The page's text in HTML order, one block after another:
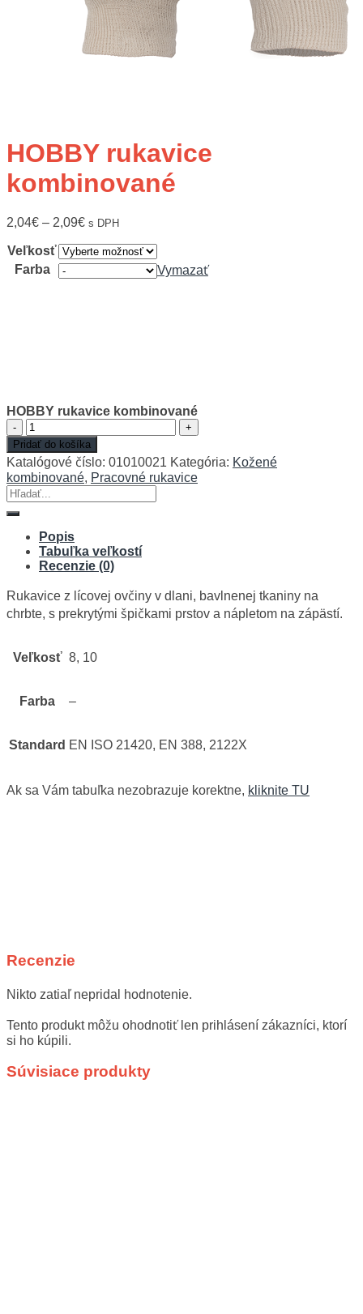
HOBBY rukavice
kombinované
2,04€ – 2,09€ s DPH
Veľkosť
Farba
Vymazať
HOBBY rukavice kombinované
množstvo
HOBBY
rukavice
kombinované
Pridať do košíka
Katalógové číslo: 01010021 Kategória: Kožené
kombinované, Pracovné rukavice
Hľadať:
Popis
Tabuľka veľkostí
Recenzie (0)
Rukavice z lícovej ovčiny v dlani, bavlnenej tkaniny na
chrbte, s prekrytými špičkami prstov a nápletom na zápästí.
Veľkosť 8, 10
Farba –
Standard EN ISO 21420, EN 388, 2122X
Ak sa Vám tabuľka nezobrazuje korektne, kliknite TU
Recenzie
Nikto zatiaľ nepridal hodnotenie.
Tento produkt môžu ohodnotiť len prihlásení zákazníci, ktorí
si ho kúpili.
Súvisiace produkty